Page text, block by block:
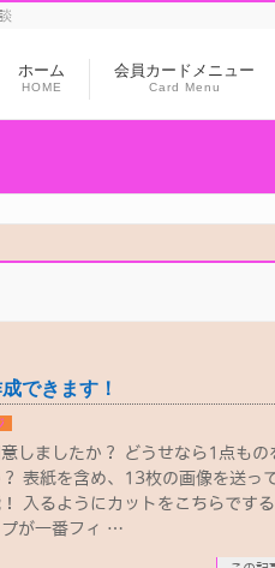
ホーム
HOME
会員カードメニュー
Card Menu
できます！
しましたか？ どうせなら1点もの
表紙を含め、13枚の画像を送っ
入るようにカットをこちらでする
が一番フィ …